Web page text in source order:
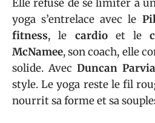
Elle refuse de se limiter à
yoga s’entrelace avec le
fitness, le cardioet le
McNamee, son coach, elle
solide. Avec Duncan
style. Le yoga reste le fil
nourrit sa forme et sa